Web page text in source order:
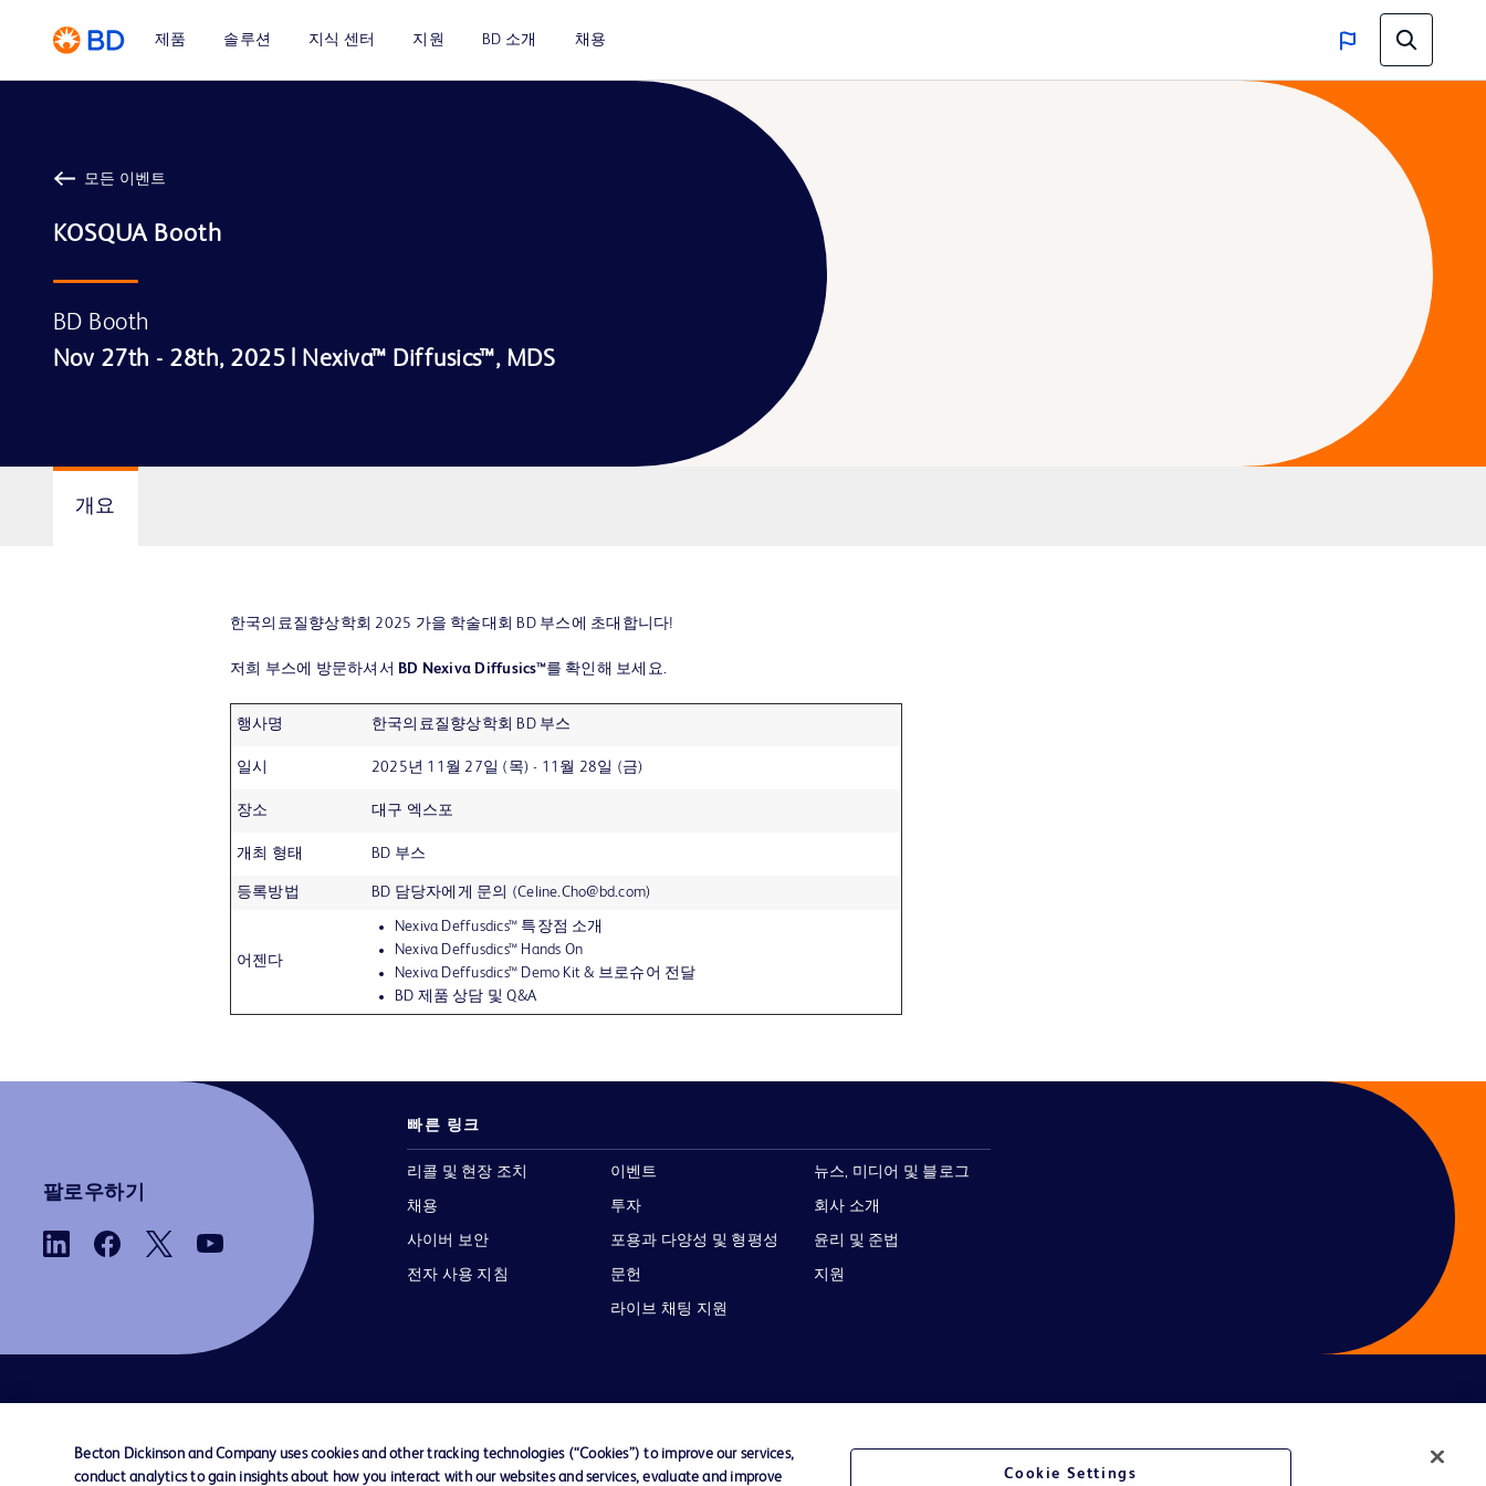
제품 솔루션 지식 센터 지원 BD 소개 채용
모든 이벤트
KOSQUA Booth
BD Booth
Nov 27th - 28th, 2025 | Nexiva™ Diffusics™, MDS
개요
한국의료질향상학회 2025 가을 학술대회 BD 부스에 초대합니다!
저희 부스에 방문하셔서 BD Nexiva Diffusics™를 확인해 보세요.
행사명 한국의료질향상학회 BD 부스
일시 2025년 11월 27일 (목) - 11월 28일 (금)
장소 대구 엑스포
개최 형태 BD 부스
등록방법 BD 담당자에게 문의 (Celine.Cho@bd.com)
어젠다
Nexiva Deffusdics™ 특장점 소개
Nexiva Deffusdics™ Hands On
Nexiva Deffusdics™ Demo Kit & 브로슈어 전달
BD 제품 상담 및 Q&A
팔로우하기
빠른 링크
리콜 및 현장 조치
채용
사이버 보안
전자 사용 지침
이벤트
투자
포용과 다양성 및 형평성
문헌
라이브 채팅 지원
뉴스, 미디어 및 블로그
회사 소개
윤리 및 준법
지원
Becton Dickinson and Company uses cookies and other tracking technologies (“Cookies”) to improve our services,
conduct analytics to gain insights about how you interact with our websites and services, evaluate and improve
Cookie Settings